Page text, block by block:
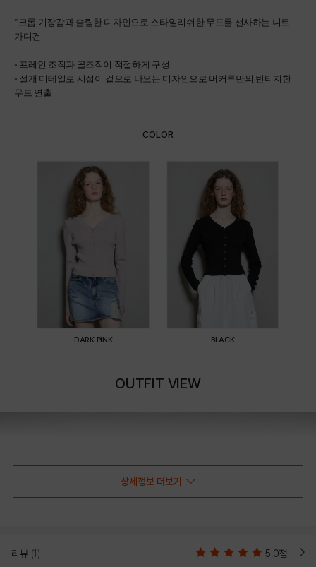
* 크롭 기장감과 슬림한 디자인으로 스타일리쉬한 무드를 선사하는 니트
가디건
- 프레인 조직과 골조직이 적절하게 구성
- 절개 디테일로 시접이 겉으로 나오는 디자인으로 버커루만의 빈티지한
무드 연출
COLOR
DARK PINK BLACK
OUTFIT VIEW
상세정보 더보기
리뷰 (1) 5.0점